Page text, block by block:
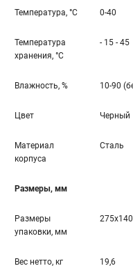
Температура, °С 0-40
Температура
хранения, °С
- 15 - 45
Влажность, % 10-90
Цвет Черный
Материал
корпуса
Сталь
Размеры, мм
Размеры
упаковки, мм
Вес нетто, кг 19,6